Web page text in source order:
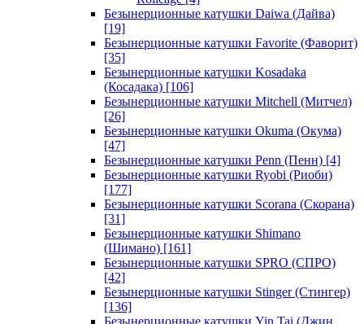
Безынерционные катушки Daiwa (Дайва)
[19]
Безынерционные катушки Favorite (Фаворит)
[35]
Безынерционные катушки Kosadaka
(Косадака) [106]
Безынерционные катушки Mitchell (Митчел)
[26]
Безынерционные катушки Okuma (Окума)
[47]
Безынерционные катушки Penn (Пенн) [4]
Безынерционные катушки Ryobi (Риоби)
[177]
Безынерционные катушки Scorana (Скорана)
[31]
Безынерционные катушки Shimano
(Шимано) [161]
Безынерционные катушки SPRO (СПРО)
[42]
Безынерционные катушки Stinger (Стингер)
[136]